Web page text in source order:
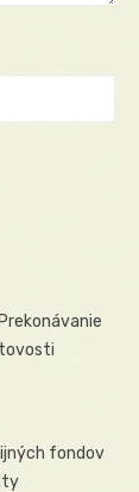
fondov